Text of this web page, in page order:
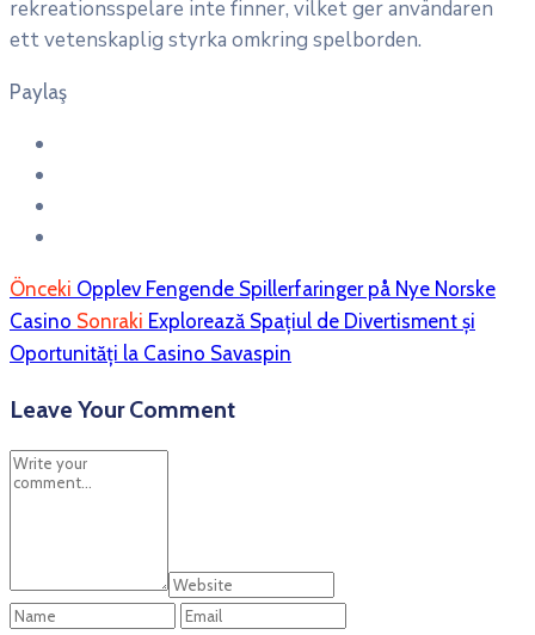
rekreationsspelare inte finner, vilket ger användaren
ett vetenskaplig styrka omkring spelborden.
Paylaş
Önceki Opplev Fengende Spillerfaringer på Nye Norske
Casino Sonraki Explorează Spațiul de Divertisment și
Oportunități la Casino Savaspin
Leave Your Comment